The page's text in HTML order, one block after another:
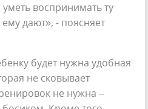
воспринимать ту
дают», - поясняет
будет нужна удобная
не сковывает
не нужна –